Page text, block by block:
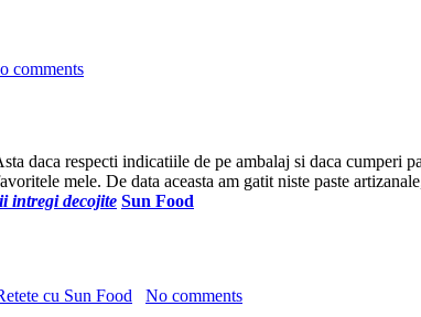
comments
daca respecti indicatiile de pe ambalaj si daca cumperi
mele. De data aceasta am gatit niste paste
intregi decojite Sun Food
cu Sun Food No comments